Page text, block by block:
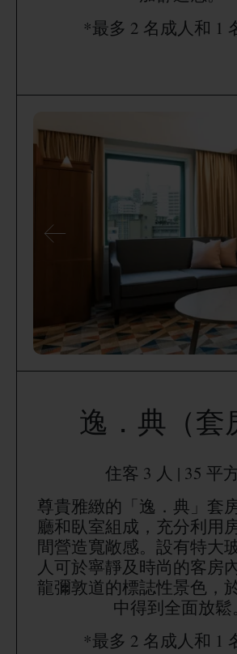
*最多 2 名成人和 1
逸．典（套
住客 3 人 | 35 平
尊貴雅緻的「逸．典」套
廳和臥室組成，充分利用
間營造寬敞感。設有特大
人可於寧靜及時尚的客房
龍彌敦道的標誌性景色，
中得到全面放鬆。
*最多 2 名成人和 1